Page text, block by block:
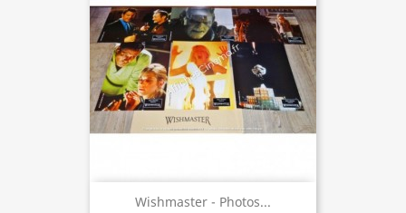
Wishmaster - Photos...